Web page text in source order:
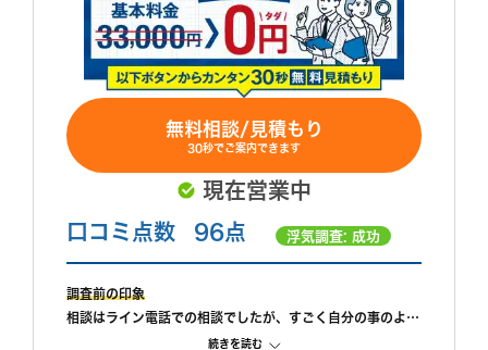
無料相談/見積もり
30秒でご案内できます
現在営業中
口コミ点数
96点 浮気調査: 成功
調査前の印象
相談はライン電話での相談でしたが、すごく自分の事のよう
に親身になって相談に乗ってもらえました。 また、私が自
続きを読む